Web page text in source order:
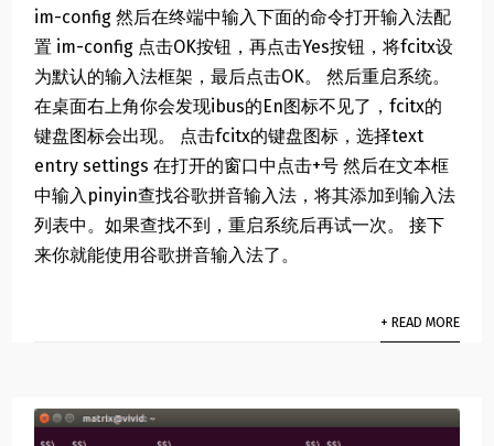
im-config 然后在终端中输入下面的命令打开输入法配
置 im-config 点击OK按钮，再点击Yes按钮，将fcitx设
为默认的输入法框架，最后点击OK。 然后重启系统。
在桌面右上角你会发现ibus的En图标不见了，fcitx的
键盘图标会出现。 点击fcitx的键盘图标，选择text
entry settings 在打开的窗口中点击+号 然后在文本框
中输入pinyin查找谷歌拼音输入法，将其添加到输入法
列表中。如果查找不到，重启系统后再试一次。 接下
来你就能使用谷歌拼音输入法了。
+ READ MORE